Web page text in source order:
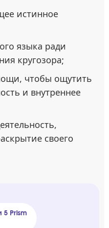
истинное
языка ради
кругозора;
чтобы ощутить
и внутреннее
своего
5 Prism